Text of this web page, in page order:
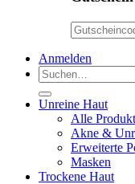
Anmelden
Suchen
nach:
Unreine Haut
Alle
Akne &
Erweiterte
Masken
Trockene Haut